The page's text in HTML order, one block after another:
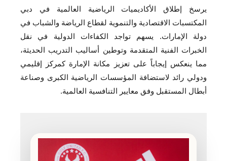
يرسخ إطلاق الأكاديميات الرياضية العالمية في دبي
المكتسبات الاقتصادية والتنموية لقطاع الرياضة والشباب في
دولة الإمارات. يسهم تواجد الكفاءات الدولية في نقل
الخبرات الفنية المتقدمة وتوطين أساليب التدريب الحديثة،
مما ينعكس إيجاباً على تعزيز مكانة الإمارة كمركز إقليمي
ودولي رائد لاستضافة المؤسسات الرياضية الكبرى وصناعة
أبطال المستقبل وفق معايير التنافسية العالمية.